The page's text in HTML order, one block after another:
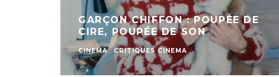
GARÇON CHIFFON : POUPÉE DE
CIRE, POUPÉE DE SON
CINEMA CRITIQUES CINEMA